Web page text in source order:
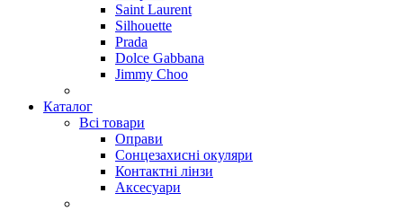
Saint Laurent
Silhouette
Prada
Dolce Gabbana
Jimmy Choo
Каталог
Всі товари
Оправи
Сонцезахисні окуляри
Контактні лінзи
Аксесуари